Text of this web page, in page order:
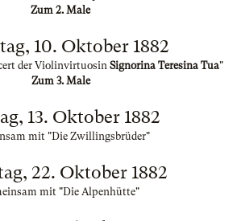
Zum 2. Male
10. Oktober 1882
der Violinvirtuosin Signorina Teresina Tua"
Zum 3. Male
13. Oktober 1882
mit "Die Zwillingsbrüder"
22. Oktober 1882
mit "Die Alpenhütte"